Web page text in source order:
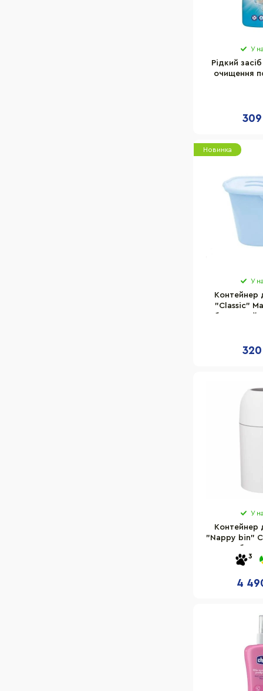
У
Рідкий
очищення
Новинка
У
Контейнер
"Classic"
У
Контейнер
"Nappy bin"
3
4